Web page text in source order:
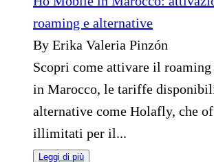
roaming e alternative
By Erika Valeria Pinzón
Scopri come attivare il
in Marocco, le tariffe
alternative come Holafly, che
illimitati per il...
Leggi di più